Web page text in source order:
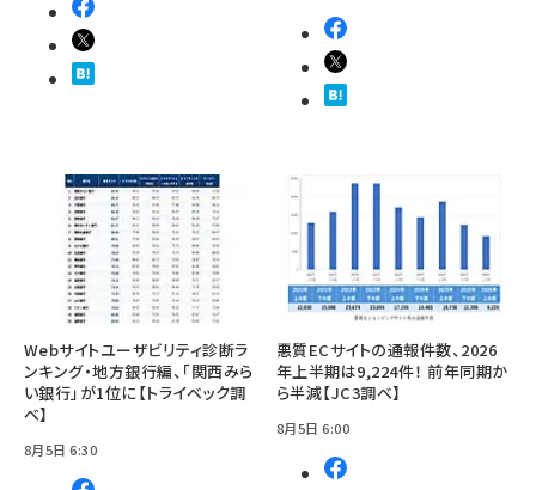
Webサイトユーザビリティ診断ラ
ンキング・地方銀行編、「関西みら
い銀行」が1位に【トライベック調
べ】
8月5日 6:30
悪質ECサイトの通報件数、2026
年上半期は9,224件！ 前年同期か
ら半減【JC3調べ】
8月5日 6:00